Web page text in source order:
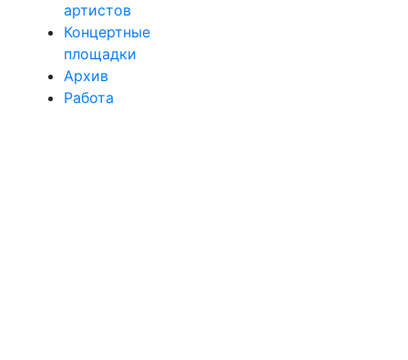
артистов
Концертные
площадки
Архив
Работа